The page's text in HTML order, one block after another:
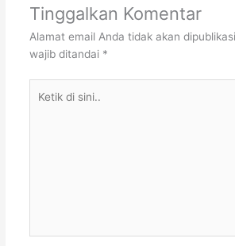
Tinggalkan Komentar
Alamat email Anda tidak akan
wajib ditandai *